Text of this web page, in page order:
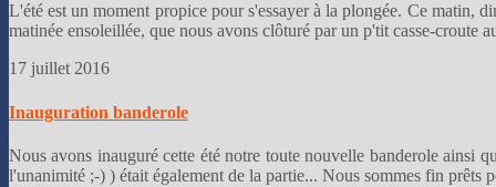
L'été est un moment propice pour s'essayer à la plongée. Ce matin,
matinée ensoleillée, que nous avons clôturé par un p'tit casse-croute
17 juillet 2016
Inauguration banderole
Nous avons inauguré cette été notre toute nouvelle banderole ainsi
l'unanimité ;-) ) était également de la partie... Nous sommes fin